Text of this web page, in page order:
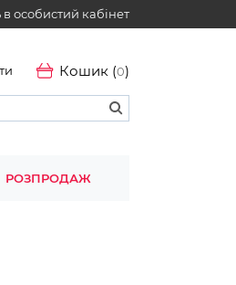
в особистий кабінет
Кошик (0)
РОЗПРОДАЖ